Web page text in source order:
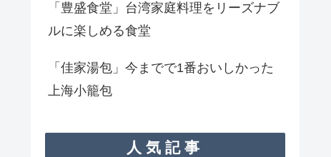
「豊盛食堂」台湾家庭料理をリーズナブ
ルに楽しめる食堂
「佳家湯包」今までで1番おいしかった
上海小籠包
人気記事